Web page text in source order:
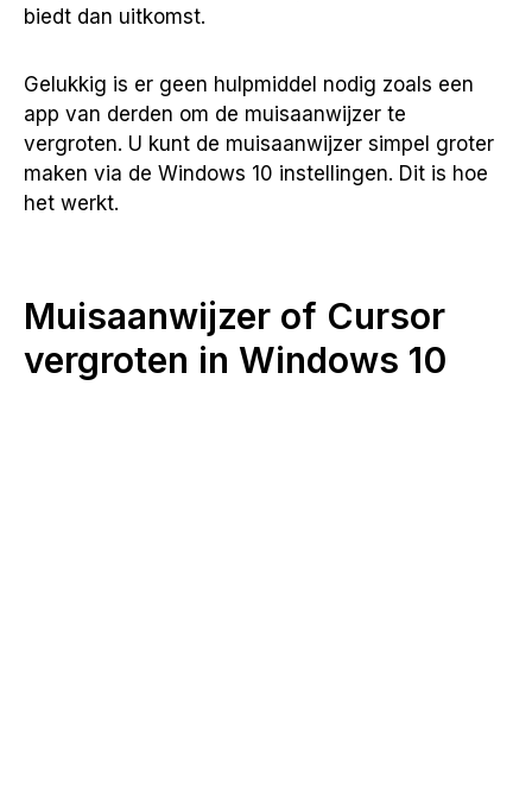
biedt dan uitkomst.
Gelukkig is er geen hulpmiddel nodig zoals een
app van derden om de muisaanwijzer te
vergroten. U kunt de muisaanwijzer simpel groter
maken via de Windows 10 instellingen. Dit is hoe
het werkt.
Muisaanwijzer of Cursor
vergroten in Windows 10